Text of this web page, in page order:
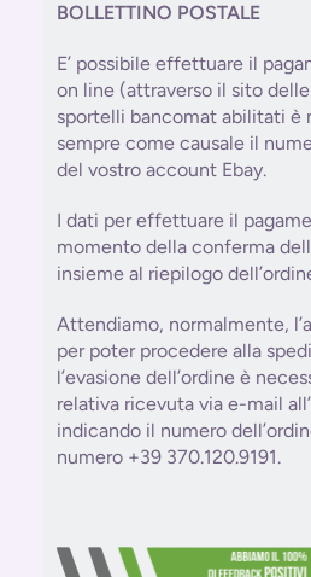
BOLLETTINO POSTALE
E’ possibile effettuare il
on line (attraverso il sito
sportelli bancomat abilitati è
sempre come causale il
del vostro account Ebay.
I dati per effettuare il
momento della conferma
insieme al riepilogo
Attendiamo, normalmente,
per poter procedere alla
l’evasione dell’ordine è
relativa ricevuta via e-mail
indicando il numero
numero +39 370.120.9191.